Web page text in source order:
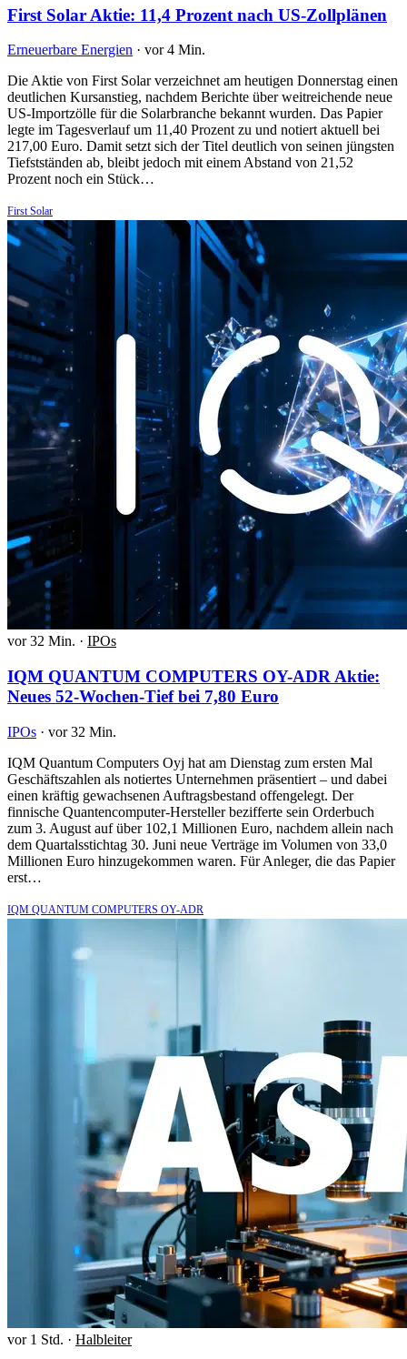
First Solar Aktie: 11,4 Prozent nach US-Zollplänen
Erneuerbare Energien · vor 4 Min.
Die Aktie von First Solar verzeichnet am heutigen Donnerstag einen
deutlichen Kursanstieg, nachdem Berichte über weitreichende neue
US-Importzölle für die Solarbranche bekannt wurden. Das Papier
legte im Tagesverlauf um 11,40 Prozent zu und notiert aktuell bei
217,00 Euro. Damit setzt sich der Titel deutlich von seinen jüngsten
Tiefstständen ab, bleibt jedoch mit einem Abstand von 21,52
Prozent noch ein Stück…
First Solar
vor 32 Min. · IPOs
IQM QUANTUM COMPUTERS OY-ADR Aktie:
Neues 52-Wochen-Tief bei 7,80 Euro
IPOs · vor 32 Min.
IQM Quantum Computers Oyj hat am Dienstag zum ersten Mal
Geschäftszahlen als notiertes Unternehmen präsentiert – und dabei
einen kräftig gewachsenen Auftragsbestand offengelegt. Der
finnische Quantencomputer-Hersteller bezifferte sein Orderbuch
zum 3. August auf über 102,1 Millionen Euro, nachdem allein nach
dem Quartalsstichtag 30. Juni neue Verträge im Volumen von 33,0
Millionen Euro hinzugekommen waren. Für Anleger, die das Papier
erst…
IQM QUANTUM COMPUTERS OY-ADR
vor 1 Std. · Halbleiter